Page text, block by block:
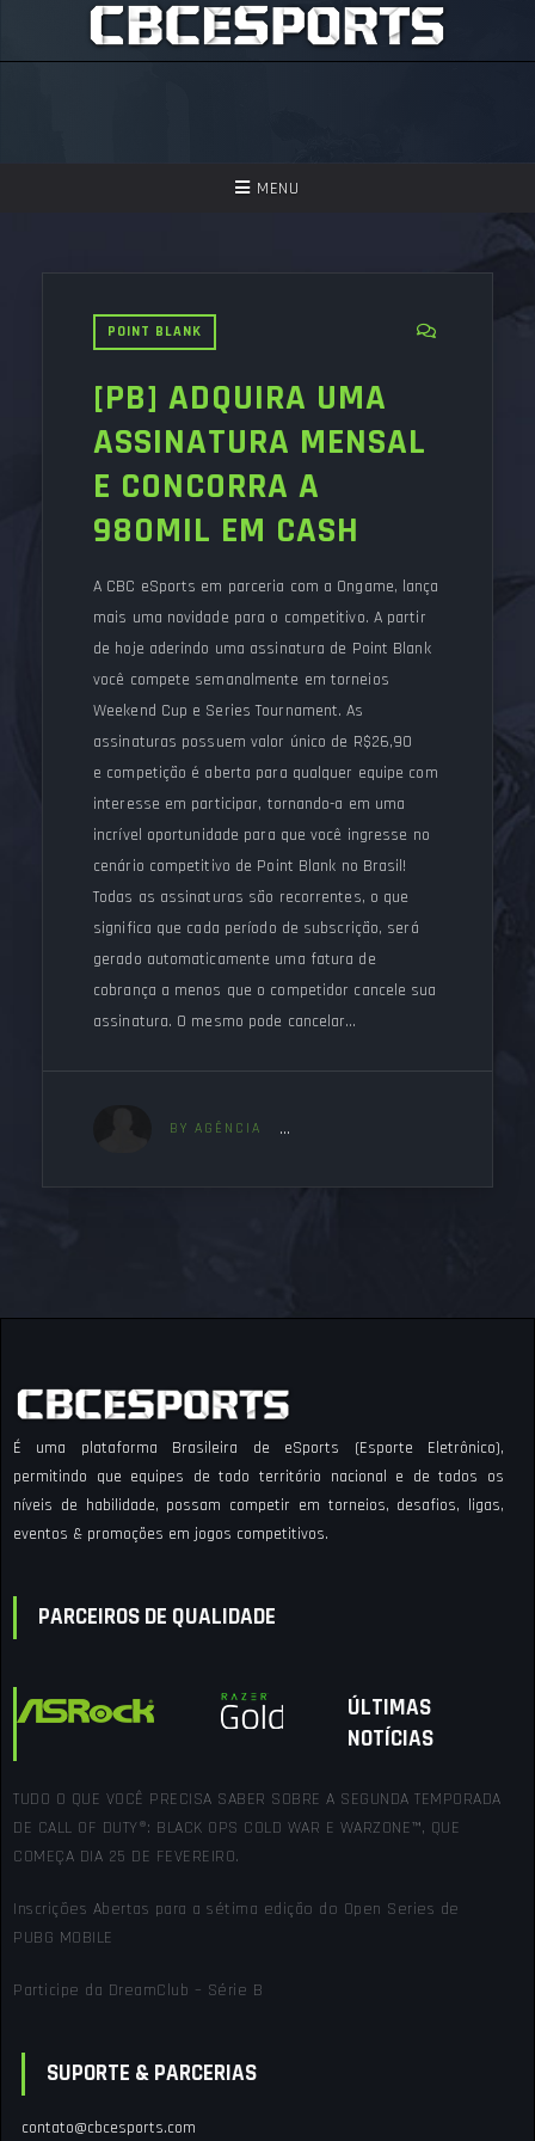
TOGGLE
MENU
PERGUNTAS FREQUENTES
SEJA UM APOIADOR!
POINT BLANK
[PB] ADQUIRA UMA
ASSINATURA MENSAL
E CONCORRA A
980MIL EM CASH
A CBC eSports em parceria com a Ongame, lança
mais uma novidade para o competitivo. A partir
de hoje aderindo uma assinatura de Point Blank
você compete semanalmente em torneios
Weekend Cup e Series Tournament. As
assinaturas possuem valor único de R$26,90
e competição é aberta para qualquer equipe com
interesse em participar, tornando-a em uma
incrível oportunidade para que você ingresse no
cenário competitivo de Point Blank no Brasil!
Todas as assinaturas são recorrentes, o que
significa que cada período de subscrição, será
gerado automaticamente uma fatura de
cobrança a menos que o competidor cancele sua
assinatura. O mesmo pode cancelar…
BY AGÊNCIA
É uma plataforma Brasileira de eSports (Esporte Eletrônico),
permitindo que equipes de todo território nacional e de todos os
níveis de habilidade, possam competir em torneios, desafios, ligas,
eventos & promoções em jogos competitivos.
PARCEIROS DE QUALIDADE
ÚLTIMAS
NOTÍCIAS
TUDO O QUE VOCÊ PRECISA SABER SOBRE A SEGUNDA TEMPORADA
DE CALL OF DUTY®: BLACK OPS COLD WAR E WARZONE™, QUE
COMEÇA DIA 25 DE FEVEREIRO.
Inscrições Abertas para a sétima edição do Open Series de
PUBG MOBILE
Participe da DreamClub – Série B
SUPORTE & PARCERIAS
contato@cbcesports.com